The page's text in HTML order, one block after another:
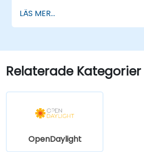
med OpenDaylight
Integrera OpenDaylight
nätverk.
Felsöka och optimera
distributioner för verkliga
LÄS MER...
Relaterade Kategorier
OpenDaylight